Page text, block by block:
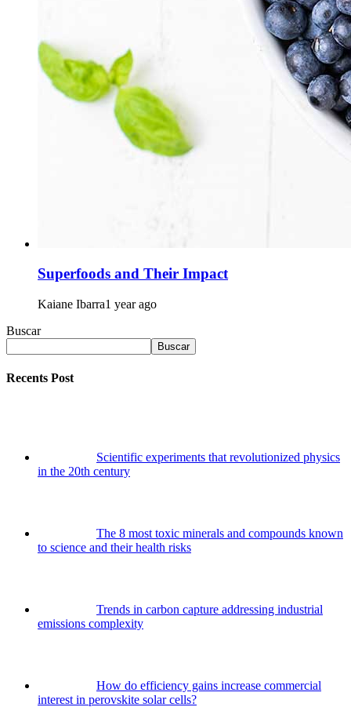
Superfoods and Their Impact
Kaiane Ibarra1 year ago
Buscar
Buscar
Recents Post
Scientific experiments that revolutionized physics
in the 20th century
The 8 most toxic minerals and compounds known
to science and their health risks
Trends in carbon capture addressing industrial
emissions complexity
How do efficiency gains increase commercial
interest in perovskite solar cells?